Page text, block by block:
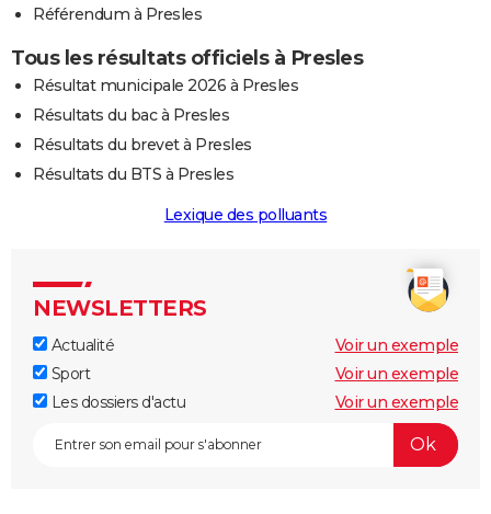
Référendum à Presles
Tous les résultats officiels à Presles
Résultat municipale 2026 à Presles
Résultats du bac à Presles
Résultats du brevet à Presles
Résultats du BTS à Presles
Lexique des polluants
NEWSLETTERS
Actualité
Voir un exemple
Sport
Voir un exemple
Les dossiers d'actu
Voir un exemple